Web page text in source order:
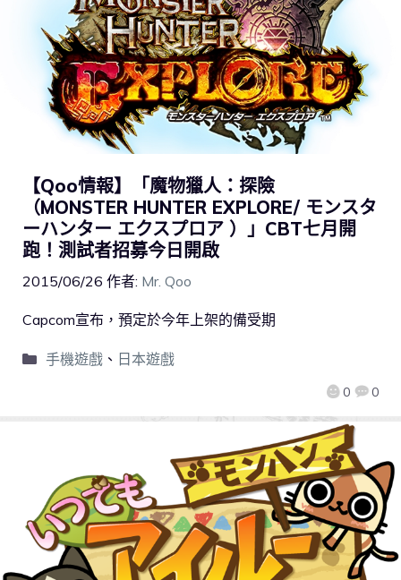
【Qoo情報】「魔物獵人：探險
（MONSTER HUNTER EXPLORE/ モンスタ
ーハンター エクスプロア ）」CBT七月開
跑！測試者招募今日開啟
2015/06/26 作者: Mr. Qoo
0 0
Capcom宣布，預定於今年上架的備受期
手機遊戲、 日本遊戲